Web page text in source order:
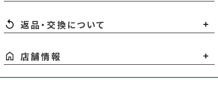
返品・交換について
店舗情報